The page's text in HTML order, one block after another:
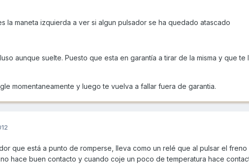
la maneta izquierda a ver si algun pulsador se ha quedado atascado
aunque suelte. Puesto que esta en garantía a tirar de la misma y que te
momentaneamente y luego te vuelva a fallar fuera de garantia.
que está a punto de romperse, lleva como un relé que al pulsar el
hace buen contacto y cuando coje un poco de temperatura hace